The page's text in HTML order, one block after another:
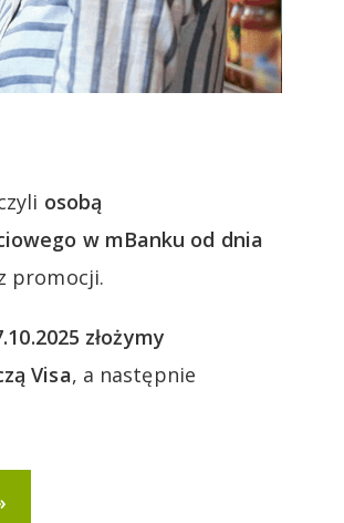
osobą
w mBanku od dnia
promocji.
złożymy
Visa, a następnie